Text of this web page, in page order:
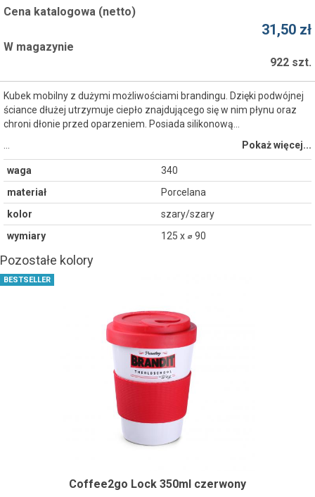
Cena katalogowa (netto)
31,50 zł
W magazynie
922 szt.
Kubek mobilny z dużymi możliwościami brandingu. Dzięki podwójnej
ściance dłużej utrzymuje ciepło znajdującego się w nim płynu oraz
chroni dłonie przed oparzeniem. Posiada silikonową...
Pokaż więcej...
waga
340
materiał
Porcelana
kolor
szary/szary
wymiary
125 x ⌀ 90
Pozostałe kolory
BESTSELLER
Coffee2go Lock 350ml czerwony